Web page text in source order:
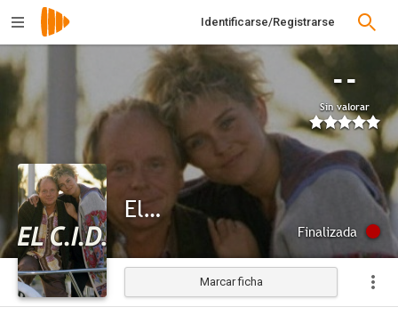
Identificarse/Registrarse
--
Sin valorar
El C.I.D.
Finalizada
Marcar ficha